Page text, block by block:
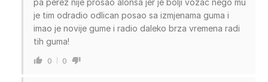
je tim odradio odlican posao sa izmjenama guma i
imao je novije gume i radio daleko brza vremena radi
tih guma!
0 0